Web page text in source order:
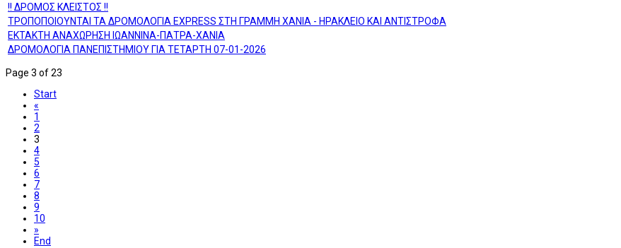
!! ΔΡΟΜΟΣ ΚΛΕΙΣΤΟΣ !!
ΤΡΟΠΟΠΟΙΟΥΝΤΑΙ ΤΑ ΔΡΟΜΟΛΟΓΙΑ EXPRESS ΣΤΗ ΓΡΑΜΜΗ ΧΑΝΙΑ - ΗΡΑΚΛΕΙΟ ΚΑΙ ΑΝΤΙΣΤΡΟΦΑ
ΕΚΤΑΚΤΗ ΑΝΑΧΩΡΗΣΗ ΙΩΑΝΝΙΝΑ-ΠΑΤΡΑ-ΧΑΝΙΑ
ΔΡΟΜΟΛΟΓΙΑ ΠΑΝΕΠΙΣΤΗΜΙΟΥ ΓΙΑ ΤΕΤΑΡΤΗ 07-01-2026
Page 3 of 23
Start
«
1
2
3
4
5
6
7
8
9
10
»
End